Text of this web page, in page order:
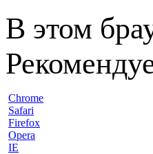
В этом
Chrome
Safari
Firefox
Opera
IE